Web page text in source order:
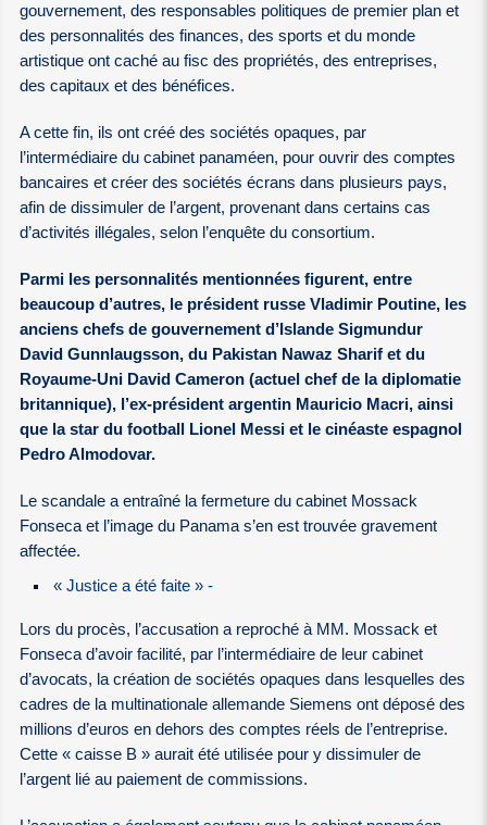
gouvernement, des responsables politiques de premier plan et
des personnalités des finances, des sports et du monde
artistique ont caché au fisc des propriétés, des entreprises,
des capitaux et des bénéfices.
A cette fin, ils ont créé des sociétés opaques, par
l’intermédiaire du cabinet panaméen, pour ouvrir des comptes
bancaires et créer des sociétés écrans dans plusieurs pays,
afin de dissimuler de l’argent, provenant dans certains cas
d’activités illégales, selon l’enquête du consortium.
Parmi les personnalités mentionnées figurent, entre
beaucoup d’autres, le président russe Vladimir Poutine, les
anciens chefs de gouvernement d’Islande Sigmundur
David Gunnlaugsson, du Pakistan Nawaz Sharif et du
Royaume-Uni David Cameron (actuel chef de la diplomatie
britannique), l’ex-président argentin Mauricio Macri, ainsi
que la star du football Lionel Messi et le cinéaste espagnol
Pedro Almodovar.
Le scandale a entraîné la fermeture du cabinet Mossack
Fonseca et l’image du Panama s’en est trouvée gravement
affectée.
« Justice a été faite » -
Lors du procès, l’accusation a reproché à MM. Mossack et
Fonseca d’avoir facilité, par l’intermédiaire de leur cabinet
d’avocats, la création de sociétés opaques dans lesquelles des
cadres de la multinationale allemande Siemens ont déposé des
millions d’euros en dehors des comptes réels de l’entreprise.
Cette « caisse B » aurait été utilisée pour y dissimuler de
l’argent lié au paiement de commissions.